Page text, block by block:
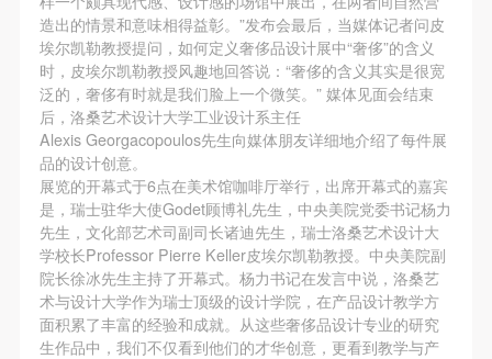
造出的情景和意味相得益彰。”发布会最后，当媒体记者问皮
埃尔凯勒教授提问，如何定义奢侈品设计展中“奢侈”的含义
时，皮埃尔凯勒教授风趣地回答说：“奢侈的含义其实是很宽
泛的，奢侈有时就是我们脸上一个微笑。” 媒体见面会结束
后，洛桑艺术设计大学工业设计系主任
Alexis Georgacopoulos先生向媒体朋友详细地介绍了每件展
品的设计创意。
展览的开幕式于6点在美术馆咖啡厅举行，出席开幕式的嘉宾
是，瑞士驻华大使Godet顾博礼先生，中央美院党委书记杨力
先生，文化部艺术司副司长诸迪先生，瑞士洛桑艺术设计大
学校长Professor Pierre Keller皮埃尔凯勒教授。中央美院副
院长徐冰先生主持了开幕式。杨力书记在发言中说，洛桑艺
术与设计大学作为瑞士顶级的设计学院，在产品设计教学方
面积累了丰富的经验和成就。从这些奢侈品设计专业的研究
生作品中，我们不仅看到他们的才华创意，更看到教学与产
第四条
参加活动者在此次活动期间的人身安全责任自负。鼓
励参加者自行购买人身安全保险。活动中一旦出现事
故，活动中任何非事故当事人及美术馆将不承担人身
事故的任何责任，但有互相援助的义务。参加活动的
成员应当积极主动的组织实施救援工作，但对事故本
身不承担任何法律责任和经济责任。参加本次活动者
的人身安全不负有民事及相关连带责任。
第五条
参加活动者在此次活动期间应主动遵守美术馆活动秩
序、维护美术馆场地及展示、展览、馆藏艺术作品及
第四条
参加活动者在此次活动期间的人身安全责任自负。鼓
励参加者自行购买人身安全保险。活动中一旦出现事
故，活动中任何非事故当事人及美术馆将不承担人身
事故的任何责任，但有互相援助的义务。参加活动的
成员应当积极主动的组织实施救援工作，但对事故本
身不承担任何法律责任和经济责任。参加本次活动者
的人身安全不负有民事及相关连带责任。
第五条
参加活动者在此次活动期间应主动遵守美术馆活动秩
序、维护美术馆场地及展示、展览、馆藏艺术作品及
第四条
参加活动者在此次活动期间的人身安全责任自负。鼓
励参加者自行购买人身安全保险。活动中一旦出现事
故，活动中任何非事故当事人及美术馆将不承担人身
事故的任何责任，但有互相援助的义务。参加活动的
成员应当积极主动的组织实施救援工作，但对事故本
身不承担任何法律责任和经济责任。参加本次活动者
的人身安全不负有民事及相关连带责任。
第五条
参加活动者在此次活动期间应主动遵守美术馆活动秩
序、维护美术馆场地及展示、展览、馆藏艺术作品及
手机号码
发送验证码
手机号码将作为您的登录账号
验证码
登录
可使用雅昌艺术网会员账户登录